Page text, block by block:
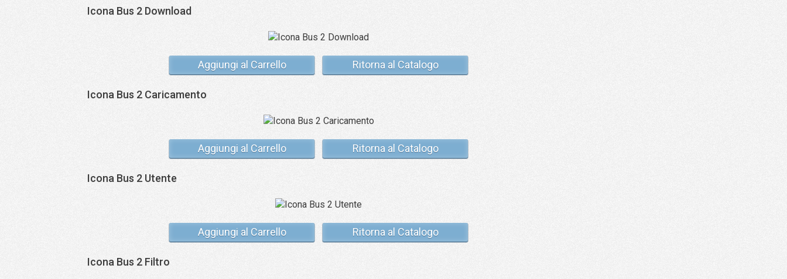
Icona Bus 2 Download
Aggiungi al Carrello Ritorna al Catalogo
Icona Bus 2 Caricamento
Aggiungi al Carrello Ritorna al Catalogo
Icona Bus 2 Utente
Aggiungi al Carrello Ritorna al Catalogo
Icona Bus 2 Filtro